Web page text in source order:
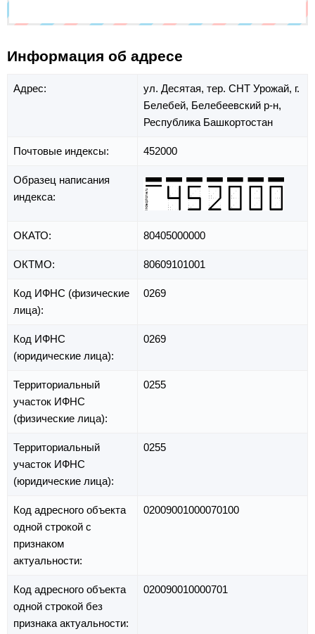
Информация об адресе
Адрес: ул. Десятая, тер. СНТ Урожай, г.
Белебей, Белебеевский р-н,
Республика Башкортостан
Почтовые индексы: 452000
Образец написания
индекса:
ОКАТО: 80405000000
ОКТМО: 80609101001
Код ИФНС (физические
лица):
0269
Код ИФНС
(юридические лица):
0269
Территориальный
участок ИФНС
(физические лица):
0255
Территориальный
участок ИФНС
(юридические лица):
0255
Код адресного объекта
одной строкой с
признаком
актуальности:
02009001000070100
Код адресного объекта
одной строкой без
признака актуальности:
020090010000701